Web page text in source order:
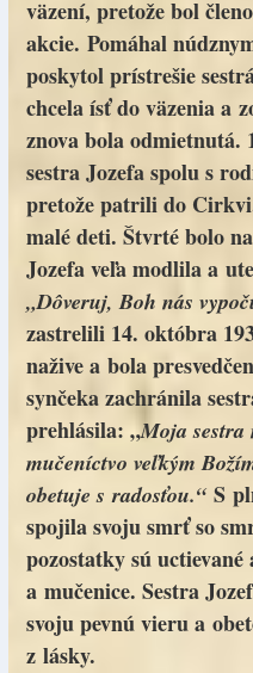
väzení, pretože bol
akcie. Pomáhal
poskytol prístrešie
chcela ísť do väzenia a
znova bola odmietnutá.
sestra Jozefa spolu s
pretože patrili do
malé deti. Štvrté bolo
Jozefa veľa modlila a
„Dôveruj, Boh nás
zastrelili 14. októbra
nažive a bola
synčeka zachránila
prehlásila: „Moja sestra
mučeníctvo veľkým
obetuje s radosťou.“ S
spojila svoju smrť so
pozostatky sú
a mučenice. Sestra
svoju pevnú vieru a
z lásky.